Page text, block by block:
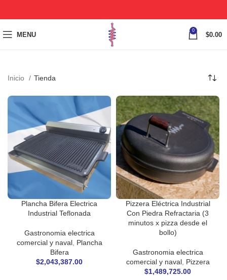
MENU
0
$0.00
Inicio Tienda
Plancha Bifera Electrica
Industrial Teflonada
Gastronomia electrica
comercial y naval, Plancha
Bifera
$2,043,387.00
Pizzera Eléctrica Industrial
Con Piedra Refractaria (3
minutos x pizza desde el
bollo)
Gastronomia electrica
comercial y naval, Pizzera
$1,489,725.00